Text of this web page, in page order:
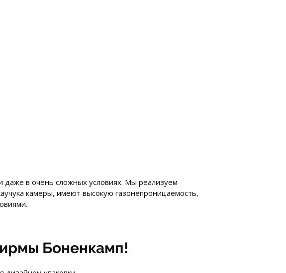
в очень сложных условиях. Мы реализуем
камеры, имеют высокую газонепроницаемость,
Боненкамп!